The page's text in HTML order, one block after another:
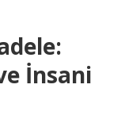
İnsani